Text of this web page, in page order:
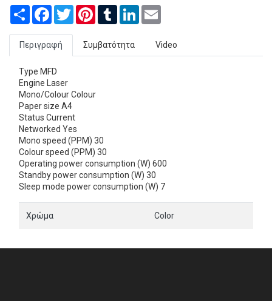
Share Facebook
TwitterPinterestTumblrLinkedIn
Περιγραφή Συμβατότητα Video
Type MFD
Engine Laser
Mono/Colour Colour
Paper size A4
Status Current
Networked Yes
Mono speed (PPM) 30
Colour speed (PPM) 30
Operating power consumption (W) 600
Standby power consumption (W) 30
Sleep mode power consumption (W) 7
Χρώμα Color